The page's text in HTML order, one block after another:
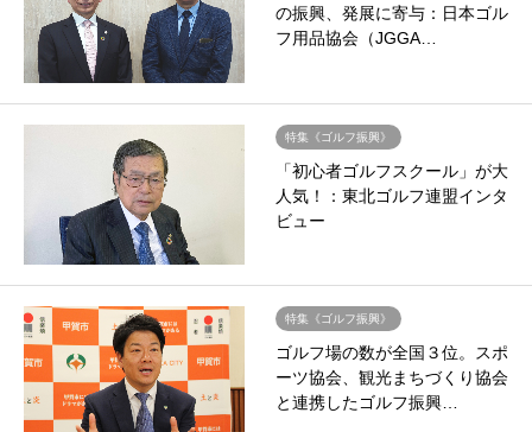
の振興、発展に寄与：日本ゴル
フ用品協会（JGGA…
特集《ゴルフ振興》
「初心者ゴルフスクール」が大
人気！：東北ゴルフ連盟インタ
ビュー
特集《ゴルフ振興》
ゴルフ場の数が全国３位。スポ
ーツ協会、観光まちづくり協会
と連携したゴルフ振興…